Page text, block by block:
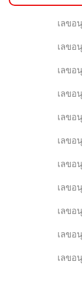
เลขอ
เลขอ
เลขอ
เลขอ
เลขอ
เลขอ
เลขอ
เลขอ
เลขอ
เลขอ
เลขอ